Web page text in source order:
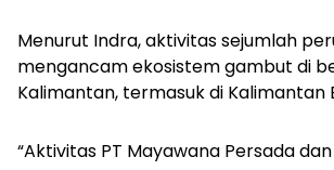
Menurut Indra, aktivitas sejumlah
mengancam ekosistem gambut di
Kalimantan, termasuk di Kalimantan
“Aktivitas PT Mayawana Persada